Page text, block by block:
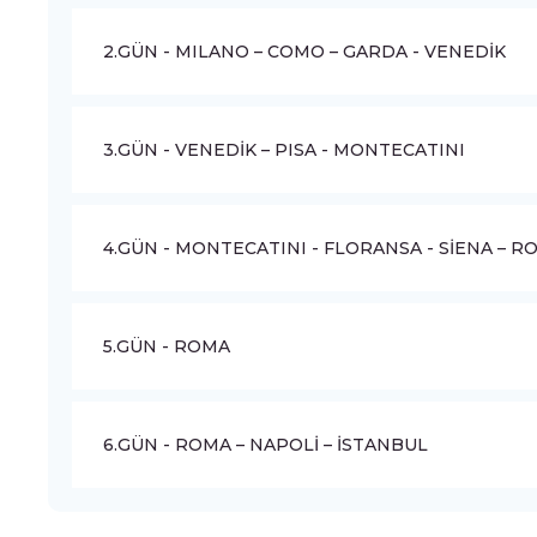
2.GÜN - MILANO – COMO – GARDA - VENEDİK
3.GÜN - VENEDİK – PISA - MONTECATINI
4.GÜN - MONTECATINI - FLORANSA - SİENA –
5.GÜN - ROMA
6.GÜN - ROMA – NAPOLİ – İSTANBUL